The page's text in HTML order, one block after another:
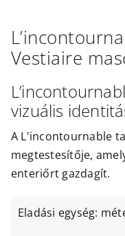
Vestiaire
vizuális
A L'incontournable
megtestesítője,
enteriőrt gazdagít.
Eladási egység: